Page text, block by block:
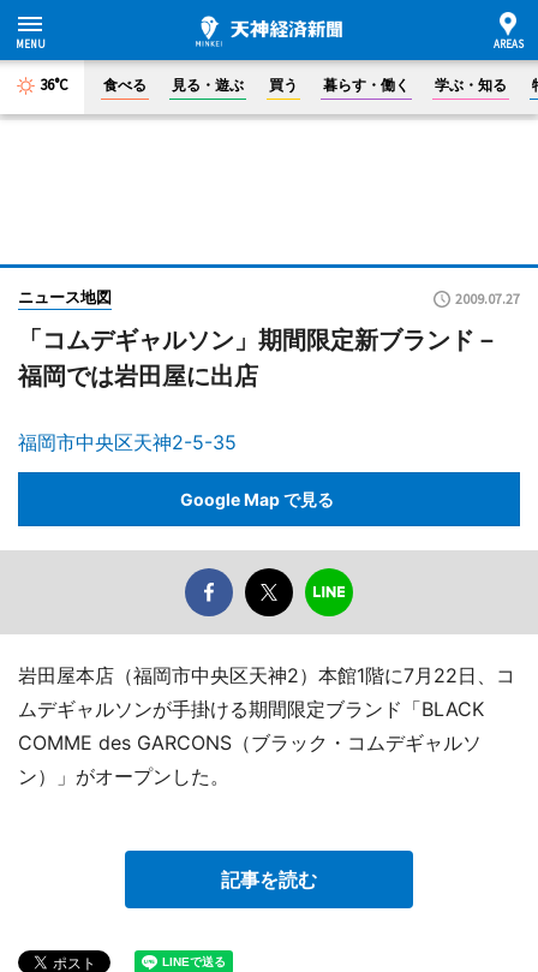
36°C 食べる 見る・遊ぶ 買う 暮らす・働く 学ぶ・知る
ニュース地図 2009.07.27
「コムデギャルソン」期間限定新ブランド－
福岡では岩田屋に出店
福岡市中央区天神2-5-35
Google Map で見る
岩田屋本店（福岡市中央区天神2）本館1階に7月22日、コ
ムデギャルソンが手掛ける期間限定ブランド「BLACK
COMME des GARCONS（ブラック・コムデギャルソ
ン）」がオープンした。
記事を読む